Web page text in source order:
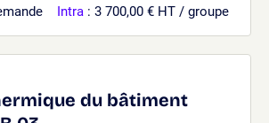
Intra : 3 700,00 € HT / groupe
du bâtiment